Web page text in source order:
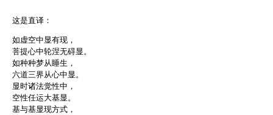
这是直译：
如虚空中显有现，
菩提心中轮涅无碍显。
如种种梦从睡生，
六道三界从心中显。
显时诸法觉性中，
空性任运大基显。
基与基显现方式，